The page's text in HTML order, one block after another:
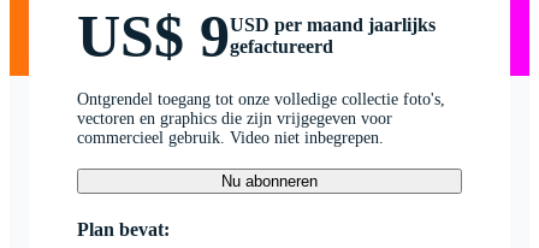
US$ 9USD per maand jaarlijks
gefactureerd
Ontgrendel toegang tot onze volledige collectie foto's,
vectoren en graphics die zijn vrijgegeven voor
commercieel gebruik. Video niet inbegrepen.
Nu abonneren
Plan bevat: